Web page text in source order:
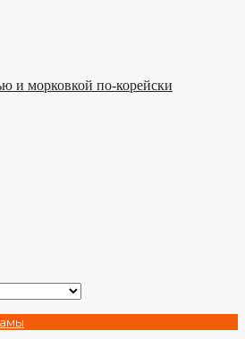
и морковкой по-корейски